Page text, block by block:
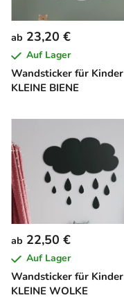
Wandsticker für Kinder
KLEINE BIENE
ab 23,20 €
Auf Lager
Wandsticker für Kinder
KLEINE WOLKE
ab 22,50 €
Auf Lager